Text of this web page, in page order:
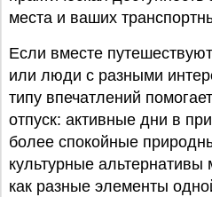
места и ваших
Если вместе
или люди с разными
типу впечатлений
отпуск: активные дни в
более спокойные
культурные
как разные элементы